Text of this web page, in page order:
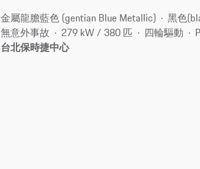
金屬龍膽藍色 (gentian Blue Metallic) 黑色
無意外事故
279 kW / 380 匹 四輪驅動
台北保時捷中心